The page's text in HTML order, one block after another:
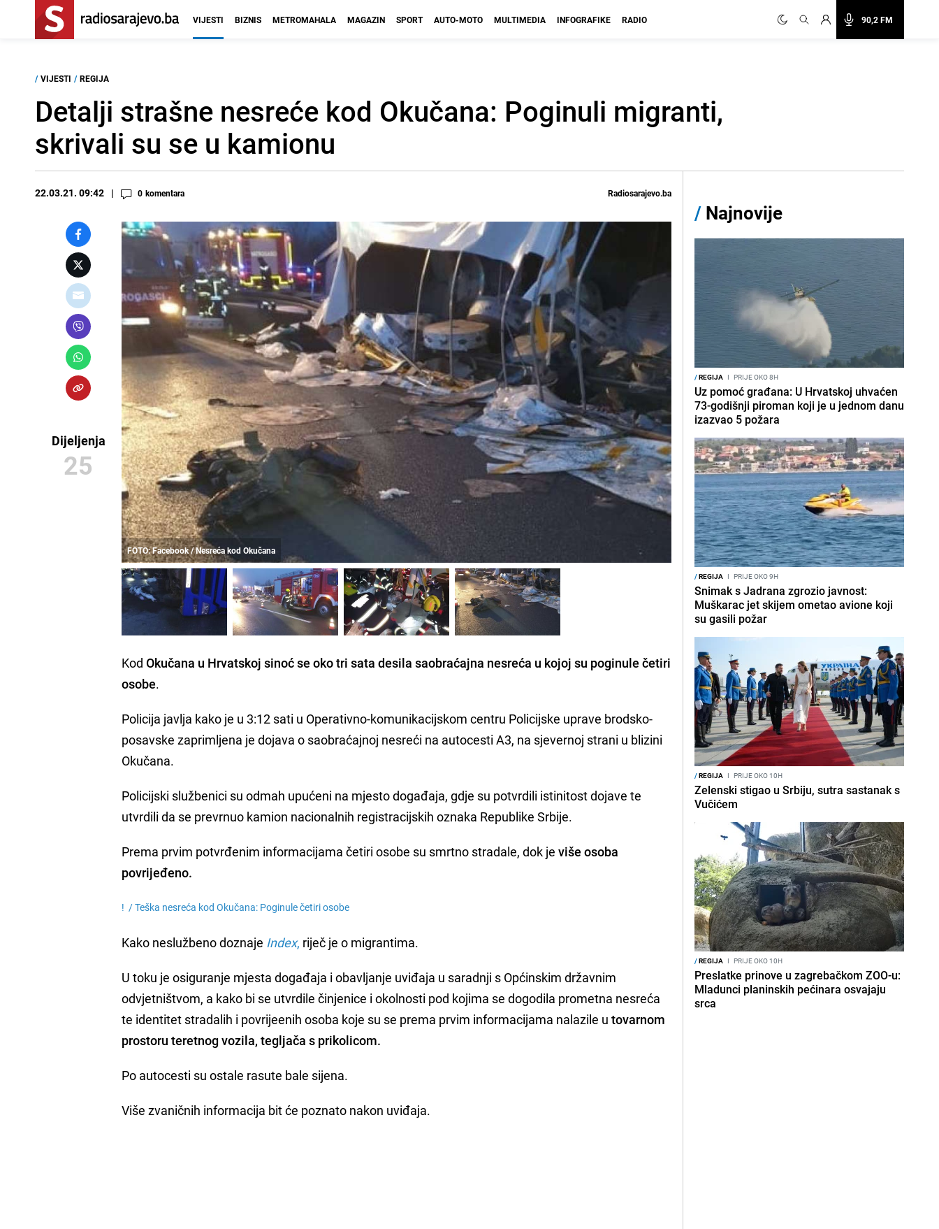
90,2 FM
VIJESTI BIZNIS METROMAHALA MAGAZIN SPORT AUTO-MOTO MULTIMEDIA INFOGRAFIKE RADIO
/ VIJESTI / REGIJA
Detalji strašne nesreće kod Okučana: Poginuli migranti,
skrivali su se u kamionu
22.03.21. 09:42 0 komentara Radiosarajevo.ba
Dijeljenja
25
FOTO: Facebook / Nesreća kod Okučana
KodOkučana u Hrvatskoj sinoć se oko tri sata desila saobraćajna nesreća u kojoj su poginule četiri
osobe.
Policija javlja kako je u 3:12 sati u Operativno-komunikacijskom centru Policijske uprave brodsko-
posavske zaprimljena je dojava o saobraćajnoj nesreći na autocesti A3, na sjevernoj strani u blizini
Okučana.
Policijski službenici su odmah upućeni na mjesto događaja, gdje su potvrdili istinitost dojave te
utvrdili da se prevrnuo kamion nacionalnih registracijskih oznaka Republike Srbije.
Prema prvim potvrđenim informacijama četiri osobe su smrtno stradale, dok jeviše osoba
povrijeđeno.
! /Teška nesreća kod Okučana: Poginule četiri osobe
Kako neslužbeno doznaje Index, riječ je o migrantima.
U toku je osiguranje mjesta događaja i obavljanje uviđaja u saradnji s Općinskim državnim
odvjetništvom, a kako bi se utvrdile činjenice i okolnosti pod kojima se dogodila prometna nesreća
te identitet stradalih i povrijeenih osoba koje su se prema prvim informacijama nalazile utovarnom
prostoru teretnog vozila, tegljača s prikolicom.
Po autocesti su ostale rasute bale sijena.
Više zvaničnih informacija bit će poznato nakon uviđaja.
/ Najnovije
/REGIJA I PRIJE OKO 8H
Uz pomoć građana: U Hrvatskoj uhvaćen
73-godišnji piroman koji je u jednom danu
izazvao 5 požara
/REGIJA I PRIJE OKO 9H
Snimak s Jadrana zgrozio javnost:
Muškarac jet skijem ometao avione koji
su gasili požar
/REGIJA I PRIJE OKO 10H
Zelenski stigao u Srbiju, sutra sastanak s
Vučićem
/REGIJA I PRIJE OKO 10H
Preslatke prinove u zagrebačkom ZOO-u:
Mladunci planinskih pećinara osvajaju
srca